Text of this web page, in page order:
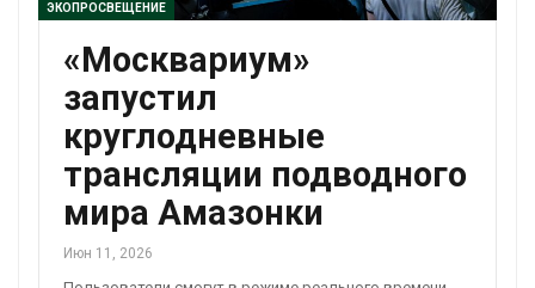
ЭКОПРОСВЕЩЕНИЕ
«Москвариум»
запустил
круглодневные
трансляции подводного
мира Амазонки
Июн 11, 2026